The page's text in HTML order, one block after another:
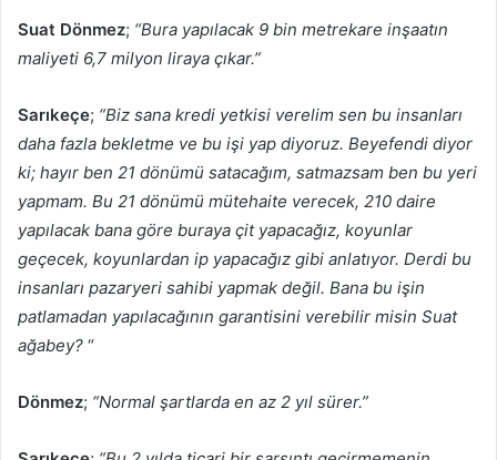
Suat Dönmez; “Bura yapılacak 9 bin metrekare inşaatın
maliyeti 6,7 milyon liraya çıkar.”
Sarıkeçe; “Biz sana kredi yetkisi verelim sen bu insanları
daha fazla bekletme ve bu işi yap diyoruz. Beyefendi diyor
ki; hayır ben 21 dönümü satacağım, satmazsam ben bu yeri
yapmam. Bu 21 dönümü mütehaite verecek, 210 daire
yapılacak bana göre buraya çit yapacağız, koyunlar
geçecek, koyunlardan ip yapacağız gibi anlatıyor. Derdi bu
insanları pazaryeri sahibi yapmak değil. Bana bu işin
patlamadan yapılacağının garantisini verebilir misin Suat
ağabey? “
Dönmez; “Normal şartlarda en az 2 yıl sürer.”